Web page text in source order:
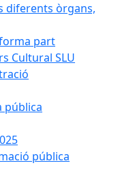
diferents òrgans,
part
Cultural SLU
pública
pública